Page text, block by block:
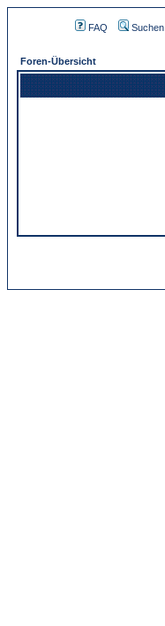
FAQ Suchen
Foren-Übersicht